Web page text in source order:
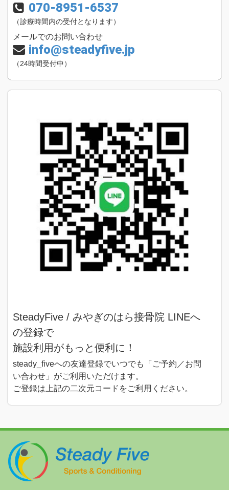
070-8951-6537
（診療時間内の受付となります）
メールでのお問い合わせ
info@steadyfive.jp
（24時間受付中）
SteadyFive / みやぎのはら接骨院 LINEへ
の登録で
施設利用がもっと便利に！
steady_fiveへの友達登録でいつでも「ご予約／お問
い合わせ」がご利用いただけます。
ご登録は 上記の二次元コードをご利用ください。